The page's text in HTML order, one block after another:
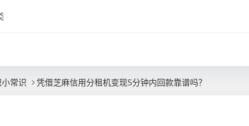
常识 凭借芝麻信用分租机变现5分钟内回款靠谱吗？